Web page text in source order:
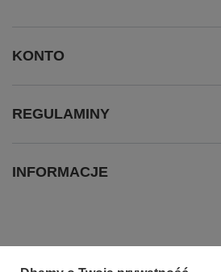
KONTO
REGULAMINY
INFORMACJE